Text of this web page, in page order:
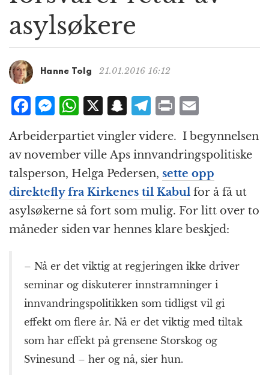
i
n
asylsøkere
Hanne Tolg 21.01.2016 16:12
F
a
c
e
b
o
o
k
M
ss
e
n
g
e
r
W
h
at
s
A
p
p
X S
a
p
c
h
at
T
el
e
g
r
a
m
P
ri
n
t
ai
l
Arbeiderpartiet vingler videre. I begynnelsen
av november ville Aps innvandringspolitiske
talsperson, Helga Pedersen, sette opp
direktefly fra Kirkenes til Kabul for å få ut
asylsøkerne så fort som mulig. For litt over to
måneder siden var hennes klare beskjed:
– Nå er det viktig at regjeringen ikke driver
seminar og diskuterer innstramninger i
innvandringspolitikken som tidligst vil gi
effekt om flere år. Nå er det viktig med tiltak
som har effekt på grensene Storskog og
Svinesund – her og nå, sier hun.